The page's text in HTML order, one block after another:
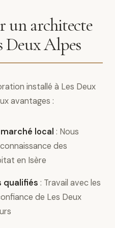
un architecte
Deux Alpes
installé à Les Deux
avantages :
local : Nous
des
en Isère
qualifiés : Travail avec les
de Les Deux